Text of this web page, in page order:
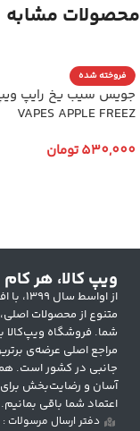
محصولات مشابه
فروخته شده
VAPES APPLE FREEZ
530,000تومان
ویپ کالا، هر کام
از
متنوع از محصولات
شما. فروشگاه ویپ‌کالا
مراجع اصلی عرضه‌ی
جانبی در کشور است.
آسان و رضایت‌بخش
اعتماد شما باقی بمانیم.
دفتر ارسال مرسولات